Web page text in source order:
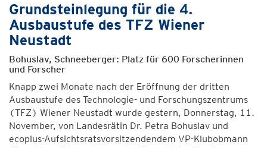
Grundsteinlegung für die 4.
Ausbaustufe des TFZ Wiener
Neustadt
Bohuslav, Schneeberger: Platz für 600 Forscherinnen
und Forscher
Knapp zwei Monate nach der Eröffnung der dritten
Ausbaustufe des Technologie- und Forschungszentrums
(TFZ) Wiener Neustadt wurde gestern, Donnerstag, 11.
November, von Landesrätin Dr. Petra Bohuslav und
ecoplus-Aufsichtsratsvorsitzendendem VP-Klubobmann